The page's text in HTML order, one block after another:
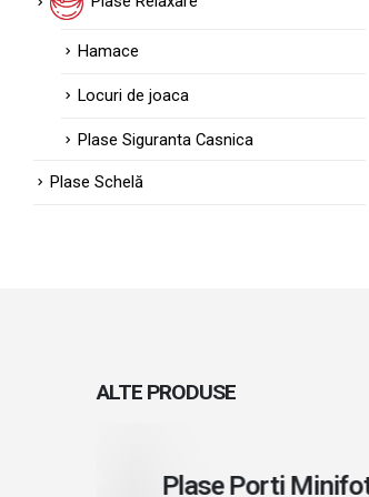
Hamace
Locuri de joaca
Plase Siguranta Casnica
Plase Schelă
ALTE PRODUSE
Plase Porti Minifotbal